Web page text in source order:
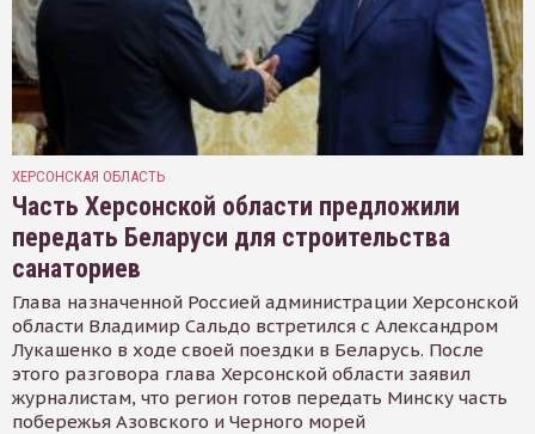
ХЕРСОНСКАЯ ОБЛАСТЬ
Часть Херсонской области предложили
передать Беларуси для строительства
санаториев
Глава назначенной Россией администрации Херсонской
области Владимир Сальдо встретился с Александром
Лукашенко в ходе своей поездки в Беларусь. После
этого разговора глава Херсонской области заявил
журналистам, что регион готов передать Минску часть
побережья Азовского и Черного морей